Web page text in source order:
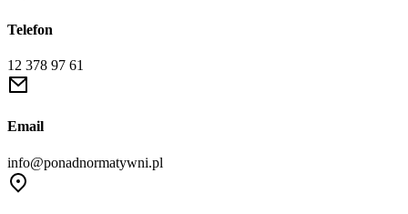
Telefon
12 378 97 61
Email
info@ponadnormatywni.pl